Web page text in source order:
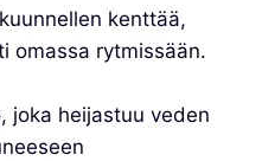
kenttää,
omassa rytmissään.
joka heijastuu veden